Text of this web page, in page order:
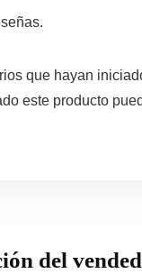
que hayan
este producto
del